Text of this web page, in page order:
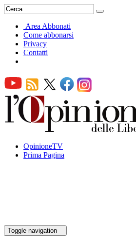
Area Abbonati
Come abbonarsi
Privacy
Contatti
OpinioneTV
Prima Pagina
Toggle navigation